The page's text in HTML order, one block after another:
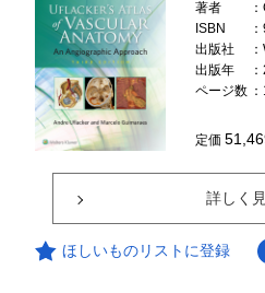
著者
ISBN
出版社
出版年
ページ数
定価
詳しく
ほしいものリストに登録